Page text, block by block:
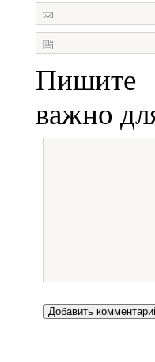
Пишите
важно